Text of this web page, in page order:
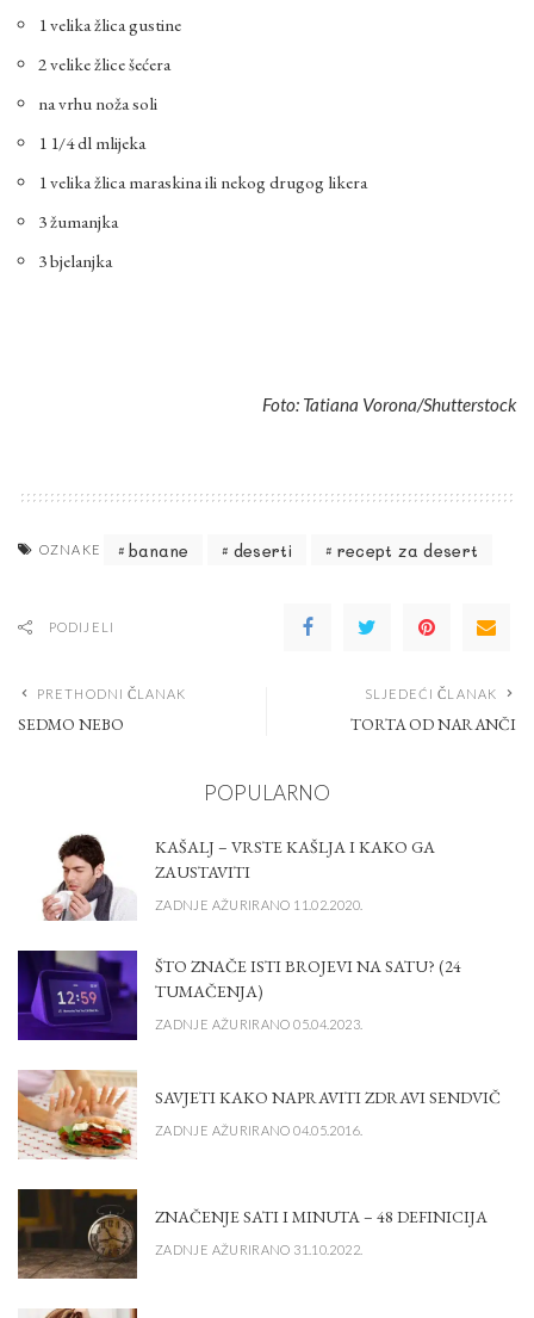
1 velika žlica gustine
2 velike žlice šećera
na vrhu noža soli
1 1/4 dl mlijeka
1 velika žlica maraskina ili nekog drugog likera
3 žumanjka
3 bjelanjka
Foto: Tatiana Vorona/Shutterstock
OZNAKE banane deserti recept za desert
PODIJELI
PRETHODNI ČLANAK
SEDMO NEBO
SLJEDEĆI ČLANAK
TORTA OD NARANČI
POPULARNO
KAŠALJ – VRSTE KAŠLJA I KAKO GA
ZAUSTAVITI
ZADNJE AŽURIRANO 11.02.2020.
ŠTO ZNAČE ISTI BROJEVI NA SATU? (24
TUMAČENJA)
ZADNJE AŽURIRANO 05.04.2023.
SAVJETI KAKO NAPRAVITI ZDRAVI SENDVIČ
ZADNJE AŽURIRANO 04.05.2016.
ZNAČENJE SATI I MINUTA – 48 DEFINICIJA
ZADNJE AŽURIRANO 31.10.2022.